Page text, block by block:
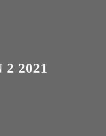
2 2021